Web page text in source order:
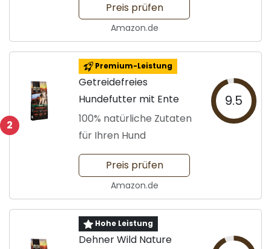
Preis prüfen
Amazon.de
2
Premium-Leistung
Getreidefreies
Hundefutter mit Ente
100% natürliche Zutaten
für Ihren Hund
9.5
Preis prüfen
Amazon.de
Hohe Leistung
Dehner Wild Nature